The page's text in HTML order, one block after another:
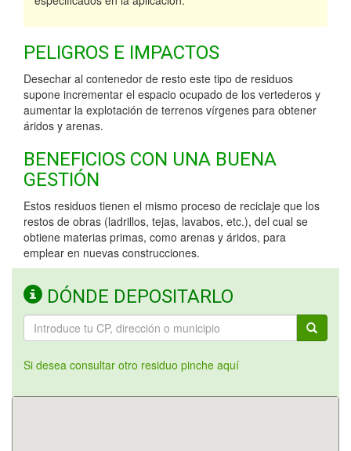
PELIGROS E IMPACTOS
Desechar al contenedor de resto este tipo de residuos
supone incrementar el espacio ocupado de los vertederos y
aumentar la explotación de terrenos vírgenes para obtener
áridos y arenas.
BENEFICIOS CON UNA BUENA
GESTIÓN
Estos residuos tienen el mismo proceso de reciclaje que los
restos de obras (ladrillos, tejas, lavabos, etc.), del cual se
obtiene materias primas, como arenas y áridos, para
emplear en nuevas construcciones.
DÓNDE DEPOSITARLO
Si desea consultar otro residuo pinche aquí